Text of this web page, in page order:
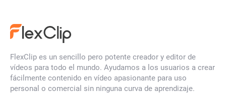
FlexClip es un sencillo pero potente creador y editor de
vídeos para todo el mundo. Ayudamos a los usuarios a crear
fácilmente contenido en vídeo apasionante para uso
personal o comercial sin ninguna curva de aprendizaje.